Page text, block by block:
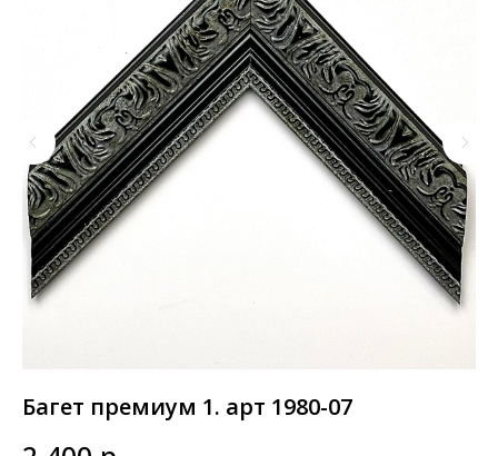
Багет премиум 1. арт 1980-07